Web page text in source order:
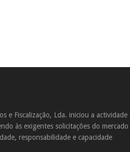
e Fiscalização, Lda. iniciou a actividade
às exigentes solicitações do mercado
responsabilidade e capacidade